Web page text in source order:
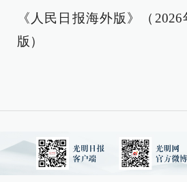
《人民日报海外版》（
版）